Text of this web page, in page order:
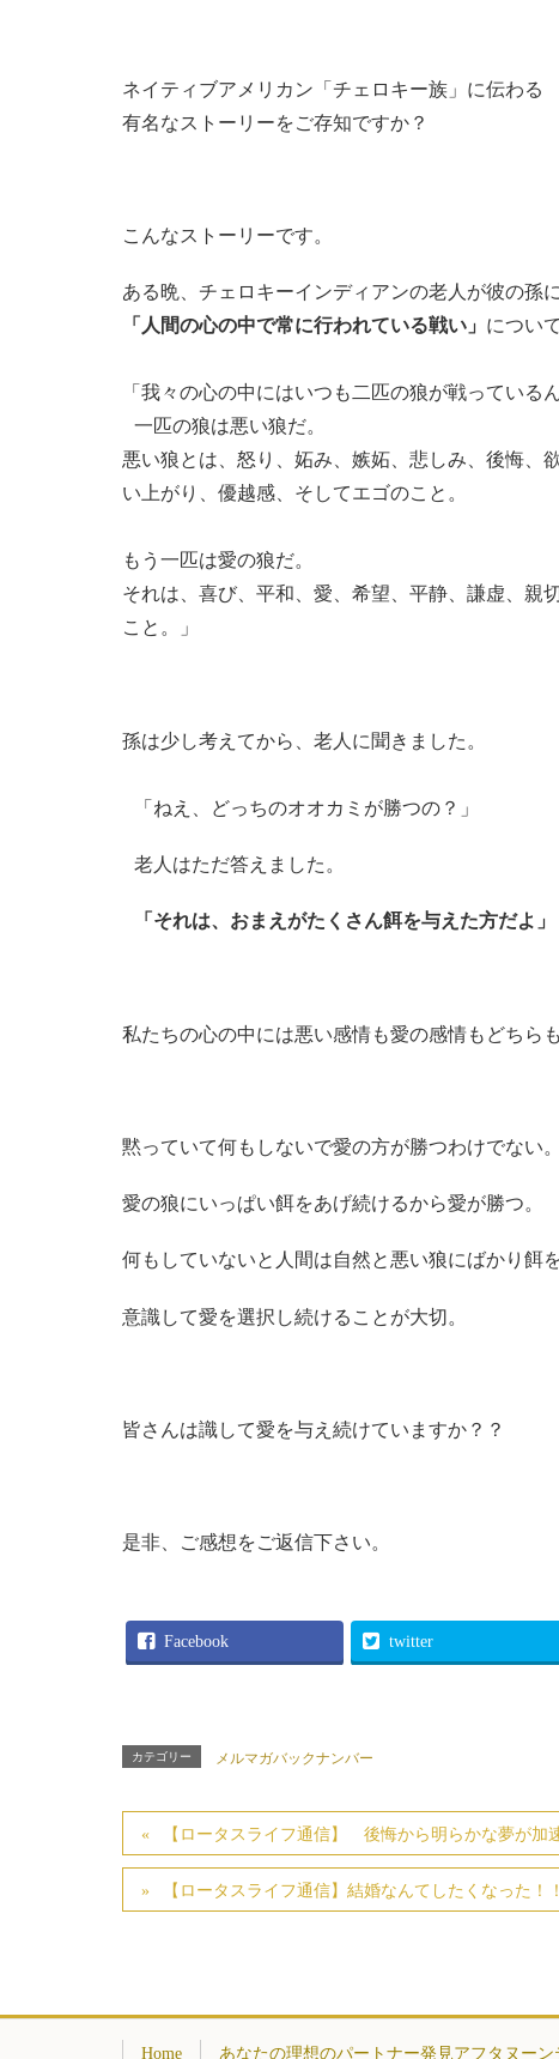
ネイティブアメリカン「チェロキー族」に伝わる
有名なストーリーをご存知ですか？
こんなストーリーです。
ある晩、チェロキーインディアンの老人が彼の孫に
「人間の心の中で常に行われている戦い」 につい
「我々の心の中にはいつも二匹の狼が戦っている
一匹の狼は悪い狼だ。
悪い狼とは、怒り、妬み、嫉妬、悲しみ、後悔、
い上がり、優越感、そしてエゴのこと。
もう一匹は愛の狼だ。
それは、喜び、平和、愛、希望、平静、謙虚、親
こと。」
孫は少し考えてから、老人に聞きました。
「ねえ、どっちのオオカミが勝つの？」
老人はただ答えました。
「それは、おまえがたくさん餌を与えた方だよ」
私たちの心の中には悪い感情も愛の感情もどちら
黙っていて何もしないで愛の方が勝つわけでない。
愛の狼にいっぱい餌をあげ続けるから愛が勝つ。
何もしていないと人間は自然と悪い狼にばかり餌
意識して愛を選択し続けることが大切。
皆さんは識して愛を与え続けていますか？？
是非、ご感想をご返信下さい。
Facebook twitter
カテゴリー メルマガバックナンバー
【ロータスライフ通信】 後悔から明らかな夢が
【ロータスライフ通信】結婚なんてしたくなった
Home あなたの理想のパートナー発見アフタヌーン